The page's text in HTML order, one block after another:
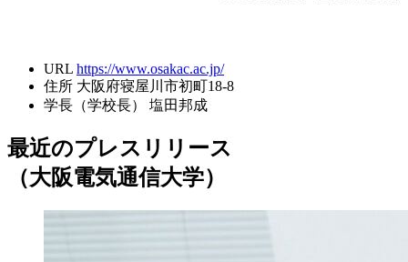
URL https://www.osakac.ac.jp/
住所 大阪府寝屋川市初町18-8
学長（学校長）
塩田邦成
最近のプレスリリース
（大阪電気通信大学）